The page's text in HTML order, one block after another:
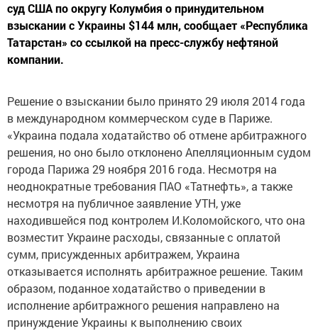
суд США по округу Колумбия о принудительном
взыскании с Украины $144 млн, сообщает «Республика
Татарстан» со ссылкой на пресс-службу нефтяной
компании.
Решение о взыскании было принято 29 июля 2014 года
в международном коммерческом суде в Париже.
«Украина подала ходатайство об отмене арбитражного
решения, но оно было отклонено Апелляционным судом
города Парижа 29 ноября 2016 года. Несмотря на
неоднократные требования ПАО «Татнефть», а также
несмотря на публичное заявление УТН, уже
находившейся под контролем И.Коломойского, что она
возместит Украине расходы, связанные с оплатой
сумм, присужденных арбитражем, Украина
отказывается исполнять арбитражное решение. Таким
образом, поданное ходатайство о приведении в
исполнение арбитражного решения направлено на
принуждение Украины к выполнению своих